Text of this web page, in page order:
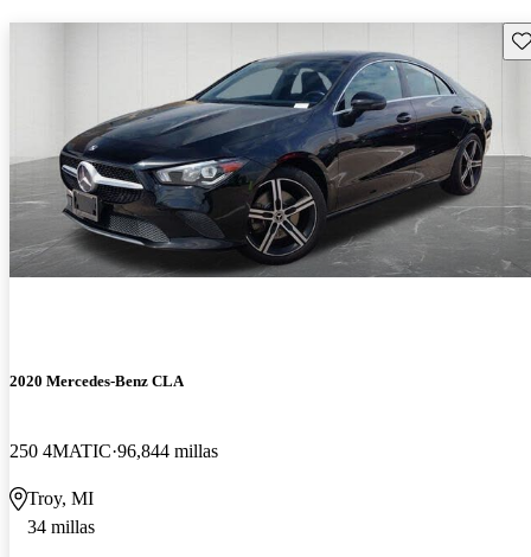
2020 Mercedes-Benz CLA
250 4MATIC 96,844 millas
Troy, MI
34 millas